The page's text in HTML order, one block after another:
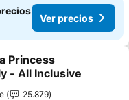
Ver precios
a favoritos
Princess
- All Inclusive
25.879